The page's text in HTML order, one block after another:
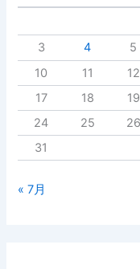
3
4 5
10
11 12
17
18 19
24
25 26
31
« 7月